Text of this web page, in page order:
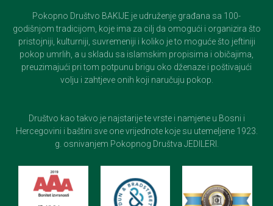
Pokopno Društvo BAKIJE je udruženje građana sa 100-
godišnjom tradicijom, koje ima za cilj da omogući i organizira što
pristojniji, kulturniji, suvremeniji i koliko je to moguće što jeftiniji
pokop umrlih, a u skladu sa islamskim propisima i običajima,
preuzimajući pri tom potpunu brigu oko dženaze i poštivajući
volju i zahtjeve onih koji naručuju pokop.
Društvo kao takvo je najstarije te vrste i namjene u Bosni i
Hercegovini i baštini sve one vrijednote koje su utemeljene 1923.
g. osnivanjem Pokopnog Društva JEDILERI.